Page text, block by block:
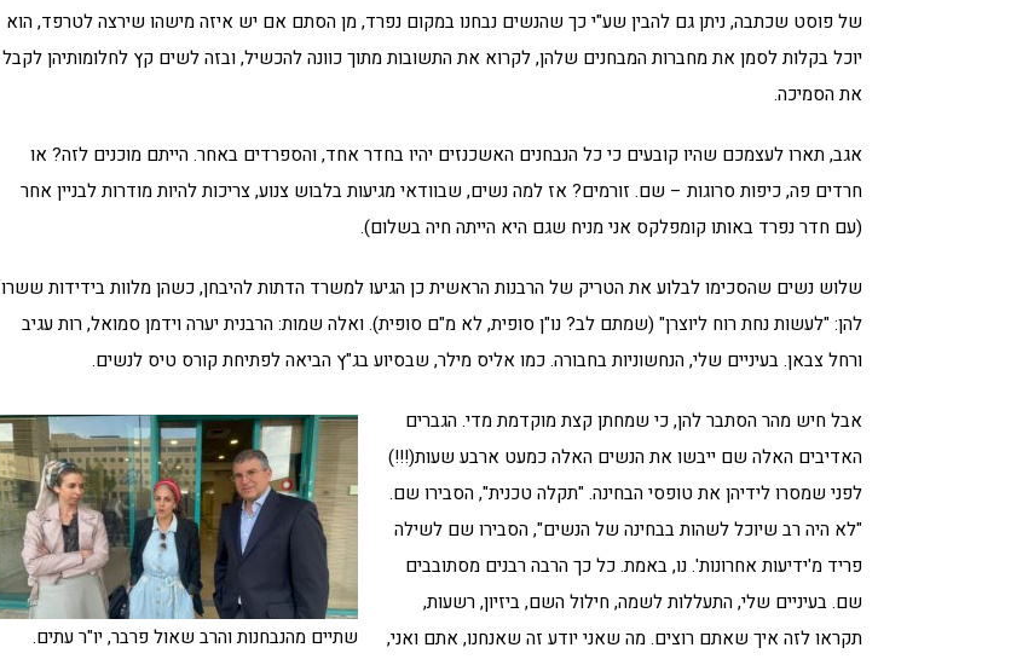
של פוסט שכתבה, ניתן גם להבין שע"י כך שהנשים נבחנו במקום נפרד, מן הסתם אם יש איזה מישהו שירצה לטרפד, הוא
יוכל בקלות לסמן את מחברות המבחנים שלהן, לקרוא את התשובות מתוך כוונה להכשיל, ובזה לשים קץ לחלומותיהן לקבל
את הסמיכה.
אגב, תארו לעצמכם שהיו קובעים כי כל הנבחנים האשכנזים יהיו בחדר אחד, והספרדים באחר. הייתם מוכנים לזה? או
חרדים פה, כיפות סרוגות – שם. זורמים? אז למה נשים, שבוודאי מגיעות בלבוש צנוע, צריכות להיות מודרות לבניין אחר
(עם חדר נפרד באותו קומפלקס אני מניח שגם היא הייתה חיה בשלום).
שלוש נשים שהסכימו לבלוע את הטריק של הרבנות הראשית כן הגיעו למשרד הדתות להיבחן, כשהן מלוות בידידות ששרו
להן: "לעשות נחת רוח ליוצרן" (שמתם לב? נו"ן סופית, לא מ"ם סופית). ואלה שמות: הרבנית יערה וידמן סמואל, רות עגיב
ורחל צבאן. בעיניים שלי, הנחשוניות בחבורה. כמו אליס מילר, שבסיוע בג"ץ הביאה לפתיחת קורס טיס לנשים.
שתיים מהנבחנות והרב שאול פרבר, יו"ר עתים.
אבל חיש מהר הסתבר להן, כי שמחתן קצת מוקדמת מדי. הגברים
האדיבים האלה שם ייבשו את הנשים האלה כמעט ארבע שעות(!!!)
לפני שמסרו לידיהן את טופסי הבחינה. "תקלה טכנית", הסבירו שם.
"לא היה רב שיוכל לשהות בבחינה של הנשים", הסבירו שם לשילה
פריד מ'ידיעות אחרונות'. נו, באמת. כל כך הרבה רבנים מסתובבים
שם. בעיניים שלי, התעללות לשמה, חילול השם, ביזיון, רשעות,
תקראו לזה איך שאתם רוצים. מה שאני יודע זה שאנחנו, אתם ואני,